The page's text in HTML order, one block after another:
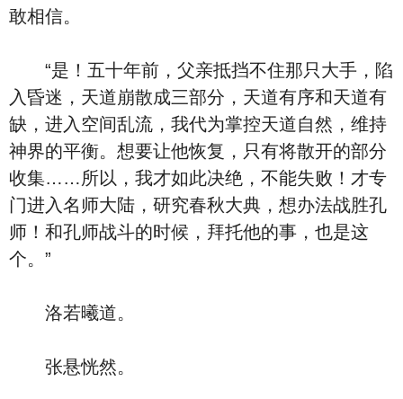
敢相信。
“是！五十年前，父亲抵挡不住那只大手，陷
入昏迷，天道崩散成三部分，天道有序和天道有
缺，进入空间乱流，我代为掌控天道自然，维持
神界的平衡。想要让他恢复，只有将散开的部分
收集……所以，我才如此决绝，不能失败！才专
门进入名师大陆，研究春秋大典，想办法战胜孔
师！和孔师战斗的时候，拜托他的事，也是这
个。”
洛若曦道。
张悬恍然。